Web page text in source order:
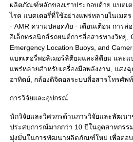
ผลิตภัณฑ์หลักของเราประกอบด้วย แบตเ
ไรด แบตเตอรี่ที่ใช้อย่างแพร่หลายในเม
- AMR ความปลอดภัย - เตือนเตือน การส่
อิเล็กทรอนิกส์รถยนต์การสื่อสารทางวิทยุ,
Emergency Location Buoys, and
แบตเตอรี่พอลิเมอร์ลิตียมและลิตียม และแ
แพร่หลายสําหรับเครื่องมือพลังงาน, แสง
อาทิตย์, กล้องดิจิตอลระบบสื่อสารโทรศัพ
การวิจัยและอุปกรณ์
นักวิจัยและวิศวกรด้านการวิจัยและพัฒนา
ประสบการณ์มากกว่า 10 ปีในอุตสาหกรร
มุ่งมั่นในการพัฒนาผลิตภัณฑ์ใหม่ เพื่อตอบ